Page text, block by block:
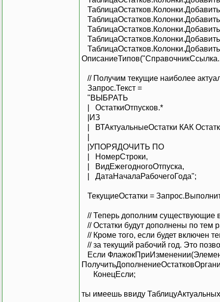
// Получим текущие наиболее
Запрос.Текст =
"ВЫБРАТЬ
| ОстаткиОтпусков.*
|ИЗ
| ВТАктуальныеОстатки КАК
|УПОРЯДОЧИТЬ ПО
| НомерСтроки,
| ВидЕжегодногоОтпуска,
| ДатаНачалаРабочегоГода";
ТекущиеОстатки =
// Теперь дополним существующие в
// Остатки будут дополнены по тем
// Кроме того, если будет включен
// за текущий рабочий год. Это
Если
КонецЕсли;
ты имеешь ввиду